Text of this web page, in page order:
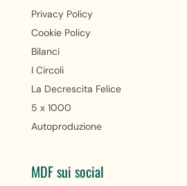
Privacy Policy
Cookie Policy
Bilanci
I Circoli
La Decrescita Felice
5 x 1000
Autoproduzione
MDF sui social